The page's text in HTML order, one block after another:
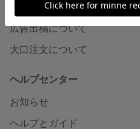
企業の方へ
広告出稿について
大口注文について
ヘルプセンター
お知らせ
ヘルプとガイド